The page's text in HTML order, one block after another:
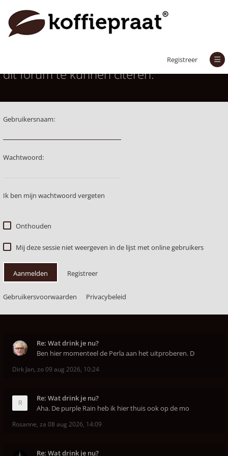
Registreer
Je moet aangemeld zijn om berichten in
dit forum te kunnen citeren.
Gebruikersnaam:
Wachtwoord:
Ik ben mijn wachtwoord vergeten
Onthouden
Mij deze sessie niet weergeven in de lijst met online gebruikers
Aanmelden Registreer
Gebruikersvoorwaarden Privacybeleid
Re: Wat drink je nu?
Ben hier momenteel de Perla aan het uitproberen. D
Dirk Jan, zo 09 aug 2026, 10:24
Re: Wat drink je nu?
Aha. De purple Rain heb ik hier thuis ook op de mo
Rosanne, za 08 aug 2026, 14:09
Re: Wat drink je nu?